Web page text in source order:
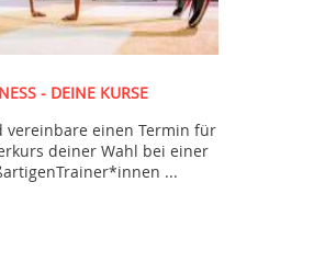
- DEINE KURSE
einen Termin für
deiner Wahl bei einer
...